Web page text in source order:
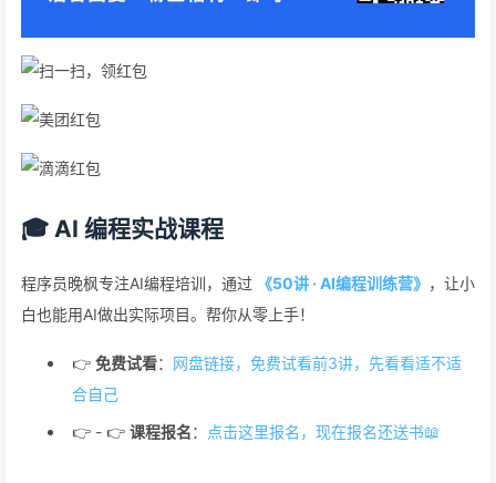
🎓 AI 编程实战课程
程序员晚枫专注AI编程培训，通过 《50讲 · AI编程训练营》 ，让小
白也能用AI做出实际项目。帮你从零上手！
👉 免费试看： 网盘链接，免费试看前3讲，先看看适不适
合自己
👉 - 👉 课程报名： 点击这里报名，现在报名还送书📖